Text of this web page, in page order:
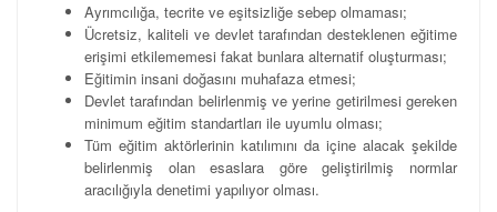
Ayrımcılığa, tecrite ve eşitsizliğe sebep olmaması;
Ücretsiz, kaliteli ve devlet tarafından desteklenen eğitime
erişimi etkilememesi fakat bunlara alternatif oluşturması;
Eğitimin insani doğasını muhafaza etmesi;
Devlet tarafından belirlenmiş ve yerine getirilmesi gereken
minimum eğitim standartları ile uyumlu olması;
Tüm eğitim aktörlerinin katılımını da içine alacak şekilde
belirlenmiş olan esaslara göre geliştirilmiş normlar
aracılığıyla denetimi yapılıyor olması.